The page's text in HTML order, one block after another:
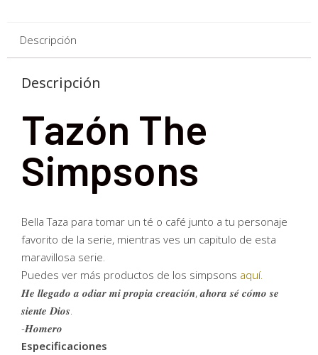
Descripción
Descripción
Tazón The
Simpsons
Bella Taza para tomar un té o café junto a tu personaje
favorito de la serie, mientras ves un capitulo de esta
maravillosa serie.
Puedes ver más productos de los simpsons aquí.
𝑯𝒆 𝒍𝒍𝒆𝒈𝒂𝒅𝒐 𝒂 𝒐𝒅𝒊𝒂𝒓 𝒎𝒊 𝒑𝒓𝒐𝒑𝒊𝒂 𝒄𝒓𝒆𝒂𝒄𝒊𝒐́𝒏, 𝒂𝒉𝒐𝒓𝒂 𝒔𝒆́ 𝒄𝒐́𝒎𝒐 𝒔𝒆
𝒔𝒊𝒆𝒏𝒕𝒆 𝑫𝒊𝒐𝒔.
-𝑯𝒐𝒎𝒆𝒓𝒐
Especificaciones